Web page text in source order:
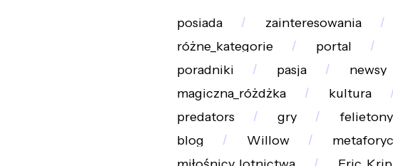
posiada zainteresowania
różne_kategorie
portal
poradniki
pasja newsy
magiczna_różdżka
kultura
predators
gry felietony
blog
Willow